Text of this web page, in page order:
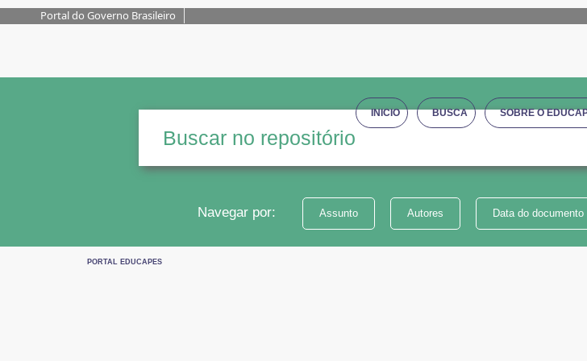
Portal do Governo Brasileiro
INICIO BUSCA SOBRE O
Navegar por: Assunto Autores Data do documento
PORTAL EDUCAPES